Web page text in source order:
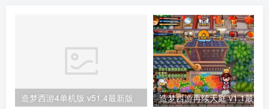
造梦西游4单机版 v51.4最新版 造梦西游再续天庭 v1.1最新